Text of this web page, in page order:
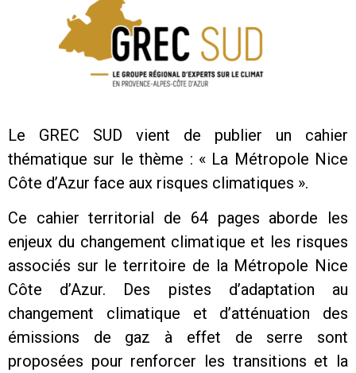
Le GREC SUD vient de publier un cahier
thématique sur le thème : « La Métropole Nice
Côte d’Azur face aux risques climatiques ».
Ce cahier territorial de 64 pages aborde les
enjeux du changement climatique et les risques
associés sur le territoire de la Métropole Nice
Côte d’Azur. Des pistes d’adaptation au
changement climatique et d’atténuation des
émissions de gaz à effet de serre sont
proposées pour renforcer les transitions et la